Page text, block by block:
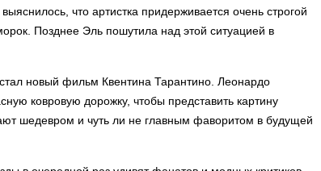
что артистка придерживается очень строгой
Позднее Эль пошутила над этой ситуацией в
новый фильм Квентина Тарантино. Леонардо
ковровую дорожку, чтобы представить картину
шедевром и чуть ли не главным фаворитом в будущей